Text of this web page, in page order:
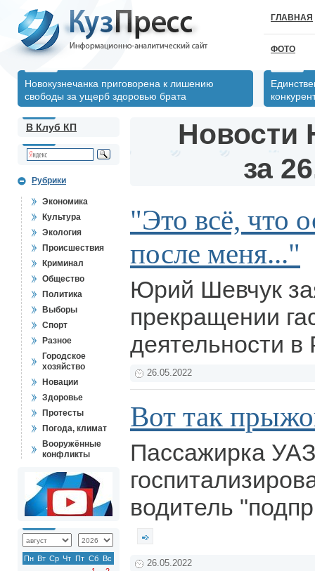
ГЛАВНАЯ
ФОТО
Новокузнечанка приговорена к лишению
свободы за ущерб здоровью брата
В Клуб КП
Рубрики
Экономика
Культура
Экология
Происшествия
Криминал
Общество
Политика
Выборы
Спорт
Разное
Городское
хозяйство
Новации
Здоровье
Протесты
Погода, климат
Вооружённые
конфликты
Пн Вт Ср Чт Пт Сб Вс
Новости
за
"Это всё, что
после меня..."
Юрий Шевчук
прекращении
деятельности
26.05.2022
Вот так
Пассажирка
водитель
26.05.2022